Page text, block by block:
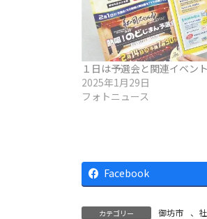
１日は予選会と関連イベン
2025年1月29日
フォトニュース
Facebook
カテゴリー 御坊市 、